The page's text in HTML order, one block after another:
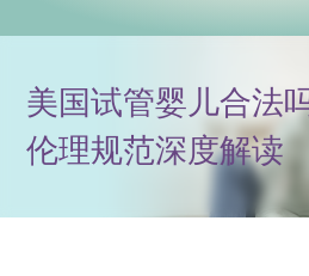
美国试管婴儿合法
伦理规范深度解读